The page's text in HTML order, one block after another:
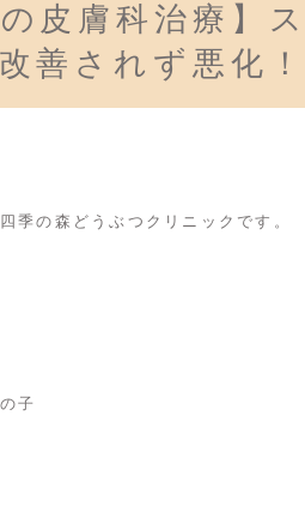
皮膚科治療】
善されず悪化！
季の森どうぶつクリニックです。
子